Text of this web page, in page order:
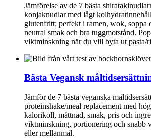
Jämförelse av de 7 bästa
konjaknudlar med lågt
glutenfritt; perfekt i ramen, wok, soppa
neutral smak och bra tuggmotstånd.
viktminskning när du vill byta ut pasta/
Bästa Vegansk
Jämför de 7 bästa veganska
proteinshake/meal replacement med
kalorikoll, mättnad, smak, pris och
viktminskning, portionering och snabb
eller mellanmål.